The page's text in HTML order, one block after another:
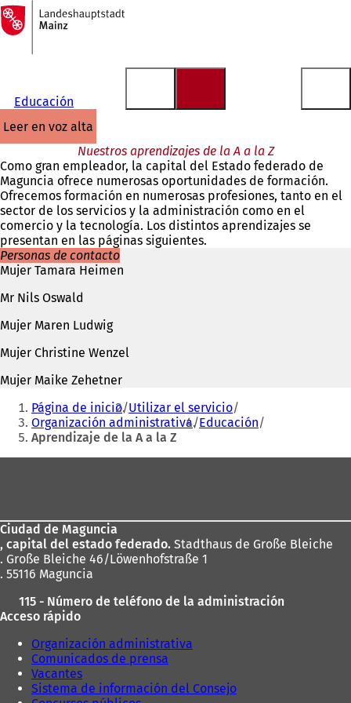
Saltar al contenido
A
la
página
Educación
leer en voz alta
Nuestros aprendizajes de la A a la Z
Como gran empleador, la capital del Estado federado de
Maguncia ofrece numerosas oportunidades de formación.
Ofrecemos formación en numerosas profesiones, tanto en el
sector de los servicios y la administración como en el
comercio y la tecnología. Los distintos aprendizajes se
presentan en las páginas siguientes.
Personas de contacto
Mujer Tamara Heimen
Mr Nils Oswald
Mujer Maren Ludwig
Mujer Christine Wenzel
Mujer Maike Zehetner
Estás
aquí:
Página de inicio Utilizar el servicio
Organización administrativa Educación
Aprendizaje de la A a la Z
pies
Ciudad de Maguncia
, capital del estado federado. Stadthaus de Große Bleiche
. Große Bleiche 46/Löwenhofstraße 1
. 55116 Maguncia
115 - Número de teléfono de la administración
Acceso rápido
Organización administrativa
Comunicados de prensa
Vacantes
Sistema de información del Consejo